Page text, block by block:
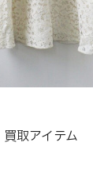
買取アイテム